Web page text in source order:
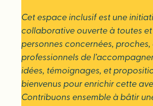
Cet espace inclusif est une
collaborative ouverte à toutes et
personnes concernées, proches,
professionnels de
idées, témoignages, et
bienvenus pour enrichir cette
Contribuons ensemble à bâtir